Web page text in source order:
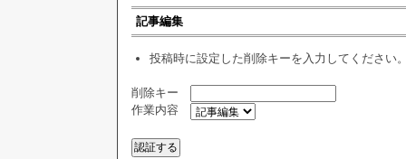
記事編集
投稿時に設定した削除キーを入力してください
削除キー
作業内容